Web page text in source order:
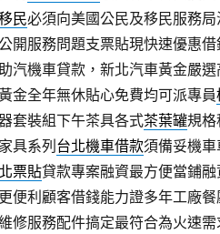
民必須向美國公民及移民服務
開服務問題支票貼現快速優惠
汽機車貸款，新北汽車黃金嚴
金全年無休貼心免費均可派專員
套裝組下午茶具各式茶葉罐規格
具系列 台北機車借款須備妥機
票貼貸款專案融資最方便當鋪
便利顧客借錢能力證多年工廠
修服務配件搞定最符合為火速需